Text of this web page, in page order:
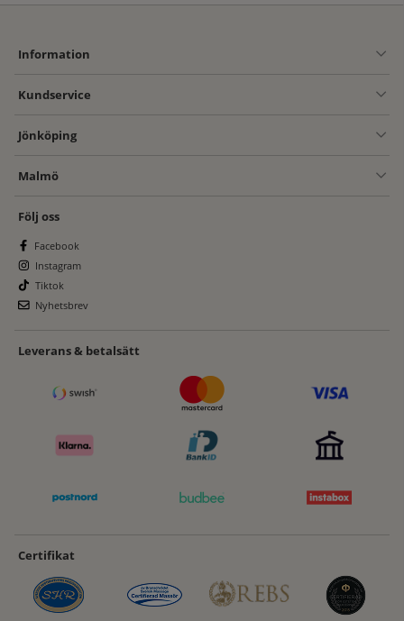
Information
Kundservice
Jönköping
Malmö
Följ oss
Facebook
Instagram
Tiktok
Nyhetsbrev
Leverans & betalsätt
Certifikat